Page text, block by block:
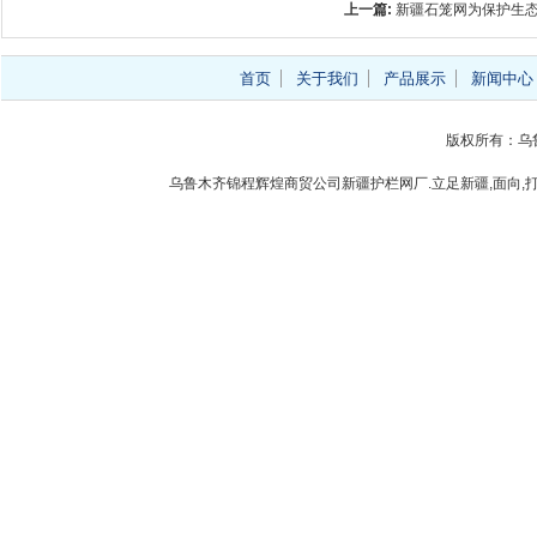
上一篇: 新疆石笼网为保护生
首页 关于我们 产品展示 新闻中心
版权所有：乌
乌鲁木齐锦程辉煌商贸公司新疆护栏网厂.立足新疆,面向,